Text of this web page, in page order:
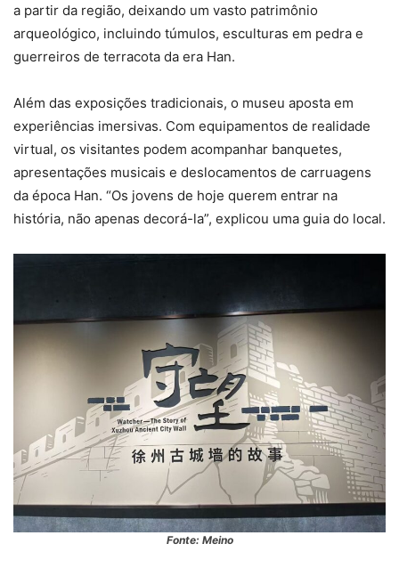
a partir da região, deixando um vasto patrimônio
arqueológico, incluindo túmulos, esculturas em pedra e
guerreiros de terracota da era Han.
Além das exposições tradicionais, o museu aposta em
experiências imersivas. Com equipamentos de realidade
virtual, os visitantes podem acompanhar banquetes,
apresentações musicais e deslocamentos de carruagens
da época Han. “Os jovens de hoje querem entrar na
história, não apenas decorá-la”, explicou uma guia do local.
Fonte: Meino